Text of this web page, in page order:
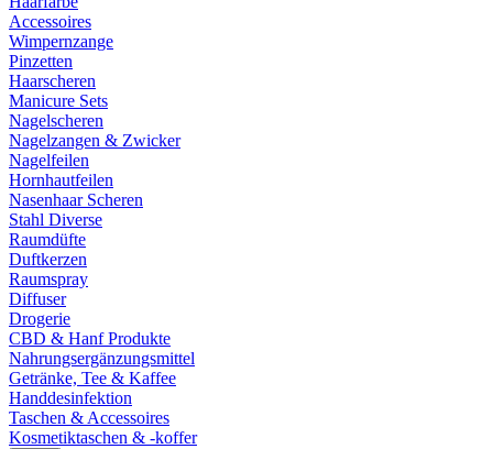
Accessoires
Wimpernzange
Pinzetten
Haarscheren
Manicure Sets
Nagelscheren
Nagelzangen & Zwicker
Nagelfeilen
Hornhautfeilen
Nasenhaar Scheren
Stahl Diverse
Raumdüfte
Duftkerzen
Raumspray
Diffuser
Drogerie
CBD & Hanf Produkte
Nahrungsergänzungsmittel
Getränke, Tee & Kaffee
Handdesinfektion
Taschen & Accessoires
Kosmetiktaschen & -koffer